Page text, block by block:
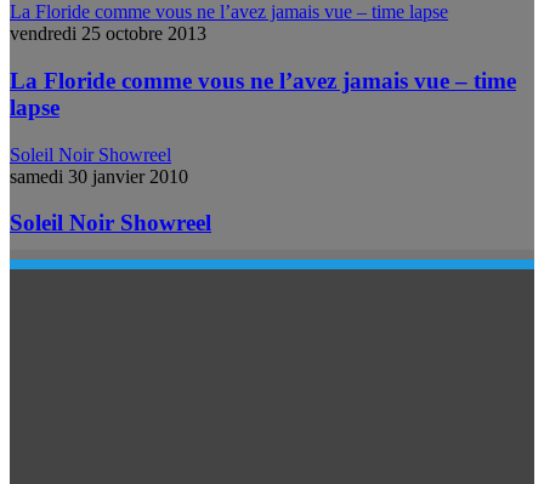
La Floride comme vous ne l’avez jamais vue – time lapse
vendredi 25 octobre 2013
La Floride comme vous ne l’avez jamais vue – time
lapse
Soleil Noir Showreel
samedi 30 janvier 2010
Soleil Noir Showreel